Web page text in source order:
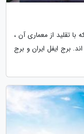
تقلید از معماری آن ،
برج ایفل ایران و برج